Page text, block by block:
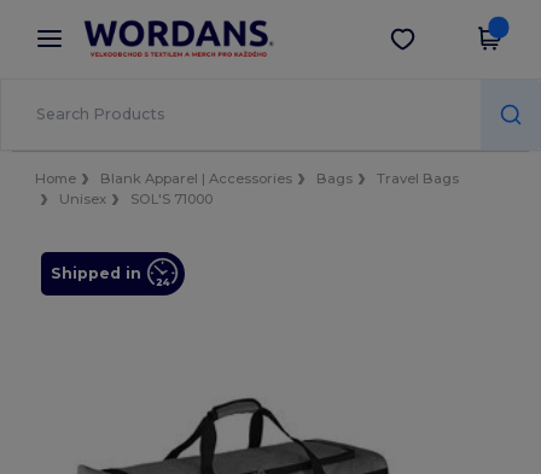
× Aplikace Wordans
Lepší ceny v aplikaci!
Stáhnout app
Home Blank Apparel | Accessories Bags
Travel Bags
Unisex
SOL'S 71000
Shipped in